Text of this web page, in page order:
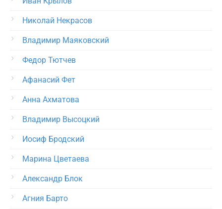
Николай Некрасов
Владимир Маяковский
Федор Тютчев
Афанасий Фет
Анна Ахматова
Владимир Высоцкий
Иосиф Бродский
Марина Цветаева
Александр Блок
Агния Барто